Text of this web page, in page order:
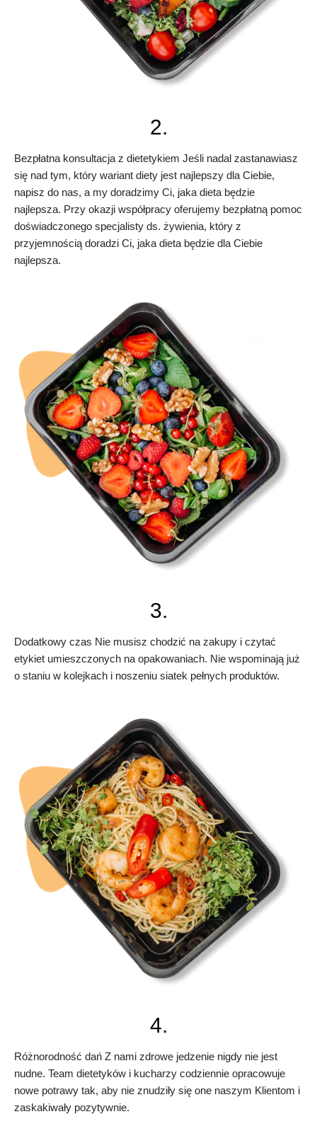
2.
Bezpłatna konsultacja z dietetykiem Jeśli nadal zastanawiasz
się nad tym, który wariant diety jest najlepszy dla Ciebie,
napisz do nas, a my doradzimy Ci, jaka dieta będzie
najlepsza. Przy okazji współpracy oferujemy bezpłatną pomoc
doświadczonego specjalisty ds. żywienia, który z
przyjemnością doradzi Ci, jaka dieta będzie dla Ciebie
najlepsza.
3.
Dodatkowy czas Nie musisz chodzić na zakupy i czytać
etykiet umieszczonych na opakowaniach. Nie wspominają już
o staniu w kolejkach i noszeniu siatek pełnych produktów.
4.
Różnorodność dań Z nami zdrowe jedzenie nigdy nie jest
nudne. Team dietetyków i kucharzy codziennie opracowuje
nowe potrawy tak, aby nie znudziły się one naszym Klientom i
zaskakiwały pozytywnie.